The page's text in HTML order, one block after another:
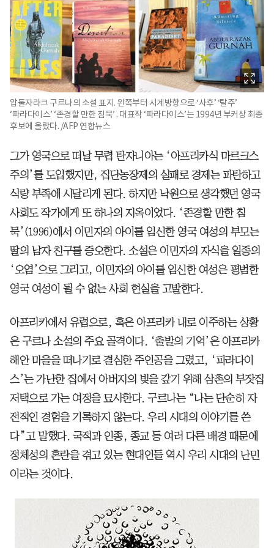
압둘자라크 구르나의 소설 표지. 왼쪽부터 시계방향으로 ‘사후’ ‘탈주’
‘파라다이스’ ‘존경할 만한 침묵’ . 대표작 ‘파라다이스’는 1994년 부커상 최종
후보에 올랐다. /AFP 연합뉴스
그가 영국으로 떠날 무렵 탄자니아는 ‘아프리카식 마르크스
주의’를 도입했지만, 집단농장제의 실패로 경제는 파탄하고
식량 부족에 시달리게 된다. 하지만 낙원으로 생각했던 영국
사회도 작가에게 또 하나의 지옥이었다. ‘존경할 만한 침
묵’(1996)에서 이민자의 아이를 임신한 영국 여성의 부모는
딸의 남자 친구를 증오한다. 소설은 이민자의 자식을 일종의
‘오염’으로 그리고, 이민자의 아이를 임신한 여성은 평범한
영국 여성이 될 수 없는 사회 현실을 고발한다.
아프리카에서 유럽으로, 혹은 아프리카 내로 이주하는 상황
은 구르나 소설의 주요 골격이다. ‘출발의 기억’은 아프리카
해안 마을을 떠나기로 결심한 주인공을 그렸고, ‘파라다이
스’는 가난한 집에서 아버지의 빚을 갚기 위해 삼촌의 부잣집
저택으로 가는 여정을 묘사한다. 구르나는 “나는 단순히 자
전적인 경험을 기록하지 않는다. 우리 시대의 이야기를 쓴
다”고 말했다. 국적과 인종, 종교 등 여러 다른 배경 때문에
정체성의 혼란을 겪고 있는 현대인들 역시 우리 시대의 난민
이라는 것이다.